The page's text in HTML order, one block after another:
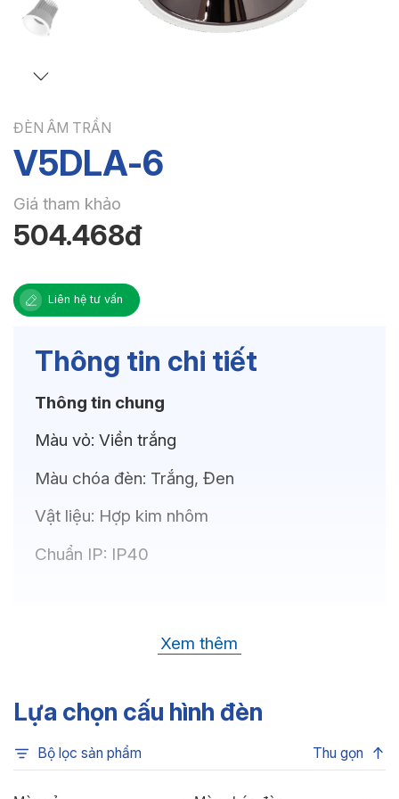
ĐÈN ÂM TRẦN
V5DLA-6
Giá tham khảo
504.468đ
Liên hệ tư vấn
Thông tin chi tiết
Thông tin chung
Màu vỏ: Viền trắng
Màu chóa đèn: Trắng, Đen
Vật liệu: Hợp kim nhôm
Chuẩn IP: IP40
CREE (USA)
Nhiệt độ màu:6500K, 4000K, 3500K,
3000K
Chỉ số hoàn màu:
Xem thêm
Lựa chọn cấu hình đèn
Bộ lọc sản phẩm Thu gọn